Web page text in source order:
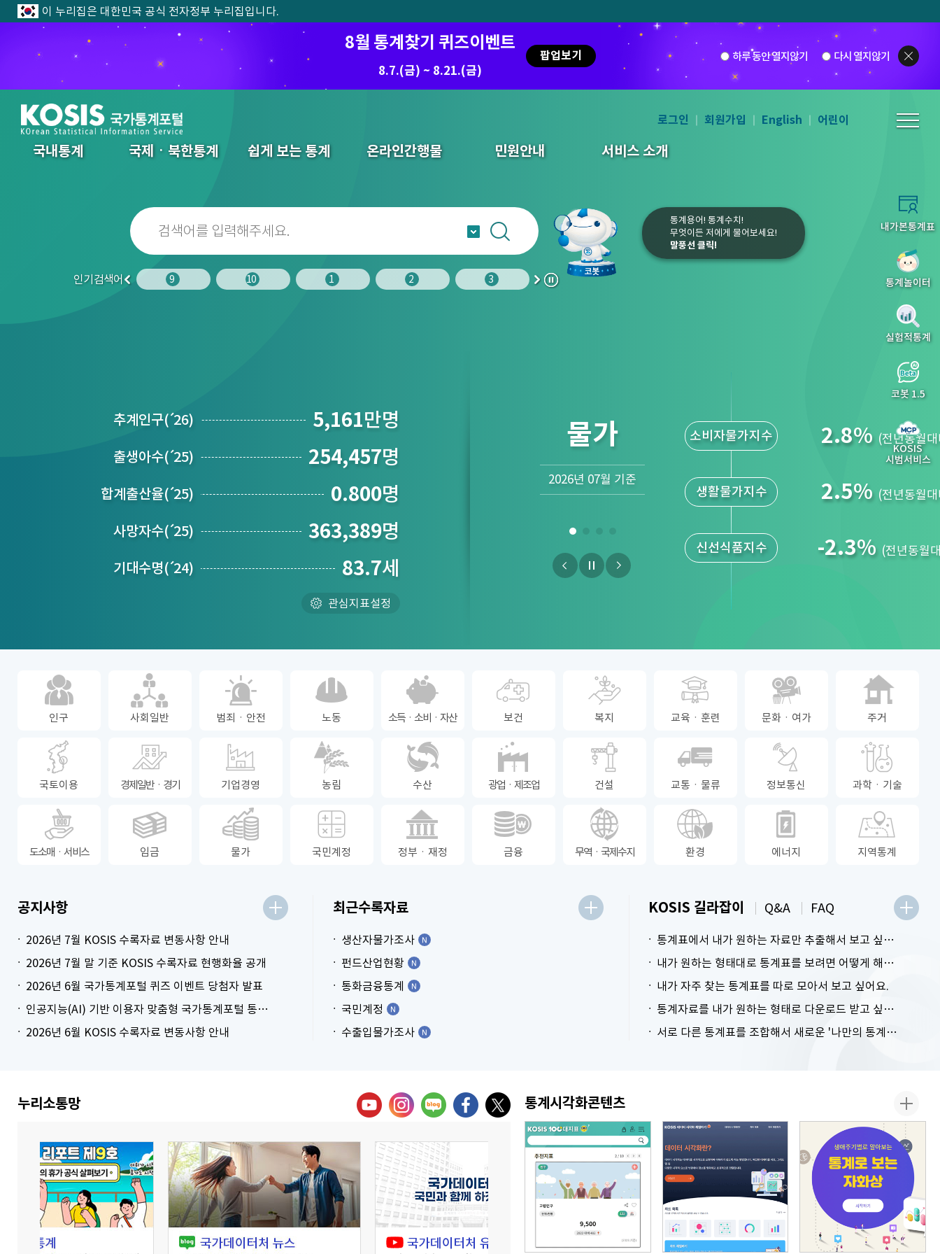
이 누리집은 대한민국 공식 전자정부 누리집입니다.
8월 통계찾기 퀴즈이벤트
8.7.(금) ~ 8.21.(금)
팝업보기 하루 동안 열지않기 다시 열지않기
국내통계 국제ㆍ북한통계 쉽게 보는 통계 온라인간행물 민원안내 서비스 소개
로그인 회원가입 English 어린이
내가본통계표
통계놀이터
실험적통계
코봇 1.5
KOSIS
시범서비스
인기검색어
이
8 9 10 1 2 3 4 8
다 정
통계용어! 통계수치!
무엇이든 저에게 물어보세요!
말풍선 클릭!
추계인구(´26) 5,161만명
출생아수(´25) 254,457명
합계출산율(´25) 0.800명
사망자수(´25) 363,389명
기대수명(´24) 83.7세
관심지표설정
산업
2026년 06월 기준
전산업 생산 2.3% (전월대비)
소매 판매 2.7% (전월대비)
설비 투자 5.8% (전월대비)
인구 사회일반 범죄ㆍ안전 노동 소득ㆍ소비ㆍ자산 보건 복지 교육ㆍ훈련 문화ㆍ여가 주거
국토이용 경제일반ㆍ경기 기업경영 농림 수산 광업ㆍ제조업 건설 교통ㆍ물류 정보통신 과학ㆍ기술
도소매ㆍ서비스 임금 물가 국민계정 정부ㆍ재정 금융 무역ㆍ국제수지 환경 에너지 지역통계
공지사항
2026년 7월 KOSIS 수록자료 변동사항 안내
2026년 7월 말 기준 KOSIS 수록자료 현행화율 공개
2026년 6월 국가통계포털 퀴즈 이벤트 당첨자 발표
인공지능(AI) 기반 이용자 맞춤형 국가통계포털 통계표 생성 시범 서비스 안내
2026년 6월 KOSIS 수록자료 변동사항 안내
최근수록자료
생산자물가조사
펀드산업현황
통화금융통계
국민계정
수출입물가조사
KOSIS 길라잡이
통계표에서 내가 원하는 자료만 추출해서 보고 싶어요.
내가 원하는 형태대로 통계표를 보려면 어떻게 해야 하나요?
내가 자주 찾는 통계표를 따로 모아서 보고 싶어요.
통계자료를 내가 원하는 형태로 다운로드 받고 싶어요.
서로 다른 통계표를 조합해서 새로운 '나만의 통계표'를 만들고 싶어요.
Q&A FAQ
통계시각화콘텐츠
누리소통망